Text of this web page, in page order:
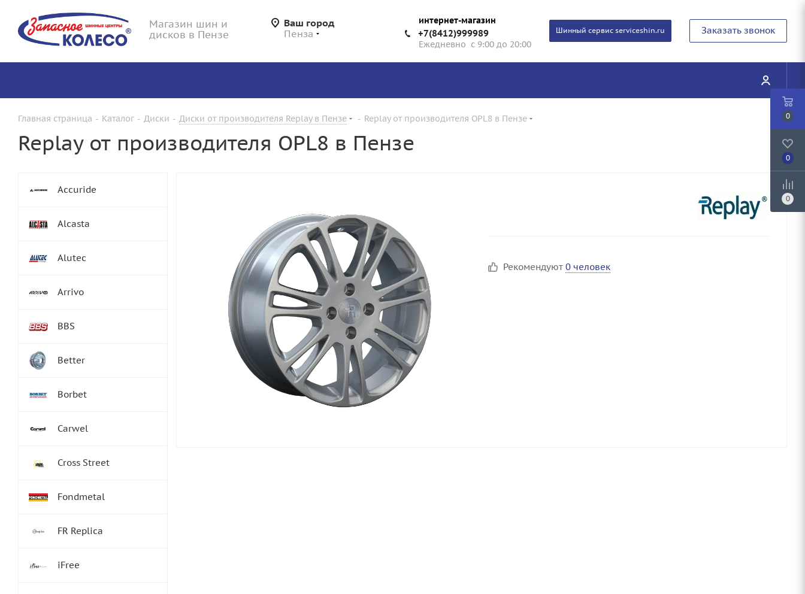
Магазин шин и
дисков в Пензе
Ваш город
Пенза
интернет-магазин
+7(8412)999989
Ежедневно с 9:00 до 20:00
Шинный сервис serviceshin.ru Заказать звонок
Главная страница - Каталог - Диски - Диски от производителя Replay в Пензе - Replay от производителя OPL8 в Пензе
Replay от производителя OPL8 в Пензе
Рекомендуют 0 человек
Accuride
Alcasta
Alutec
Arrivo
BBS
Better
Borbet
Carwel
Cross Street
Fondmetal
FR Replica
iFree
0
0
0